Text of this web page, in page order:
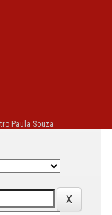
Paula Souza